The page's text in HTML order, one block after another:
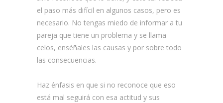
el paso más difícil en algunos casos, pero es
necesario. No tengas miedo de informar a tu
pareja que tiene un problema y se llama
celos, enséñales las causas y por sobre todo
las consecuencias.
Haz énfasis en que si no reconoce que eso
está mal seguirá con esa actitud y sus